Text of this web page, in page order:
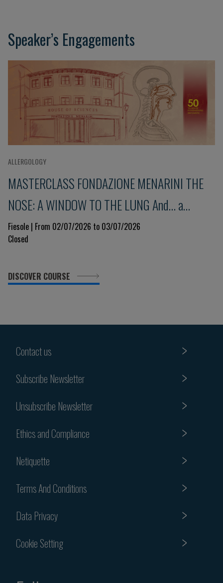
Speaker’s Engagements
ALLERGOLOGY
MASTERCLASS FONDAZIONE MENARINI THE
NOSE: A WINDOW TO THE LUNG And... a
glimpse into the immune system 9th Edition
Fiesole | From 02/07/2026 to 03/07/2026
Closed
DISCOVER COURSE
Contact us
Subscribe Newsletter
Unsubscribe Newsletter
Ethics and Compliance
Netiquette
Terms And Conditions
Data Privacy
Cookie Setting